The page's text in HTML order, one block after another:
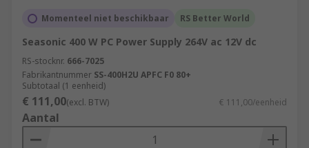
Momenteel niet beschikbaar RS Better World
Seasonic 400 W PC Power Supply 264V ac 12V dc
RS-stocknr. 666-7025
Fabrikantnummer SS-400H2U APFC F0 80+
Subtotaal (1 eenheid)
€ 111,00(excl. BTW) € 111,00/eenheid
Aantal